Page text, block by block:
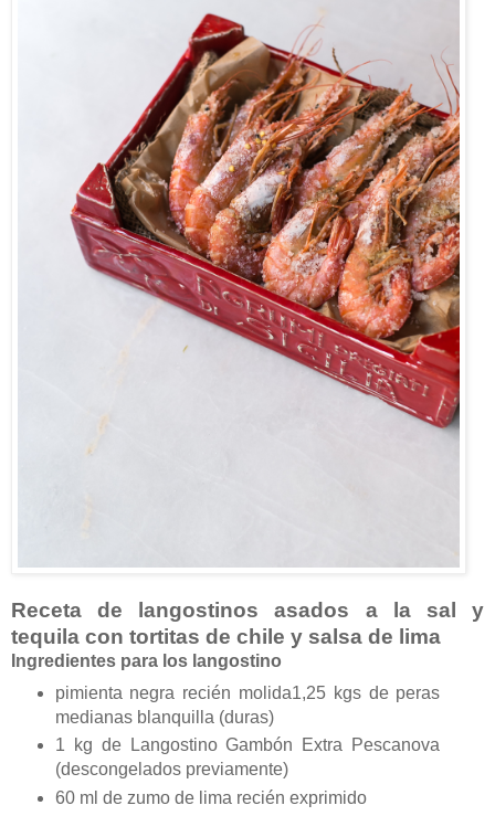
Receta de langostinos asados a la sal y
tequila con tortitas de chile y salsa de lima
Ingredientes para los langostino
pimienta negra recién molida1,25 kgs de peras
medianas blanquilla (duras)
1 kg de Langostino Gambón Extra Pescanova
(descongelados previamente)
60 ml de zumo de lima recién exprimido